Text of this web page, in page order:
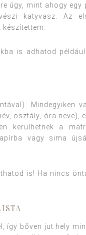
úgy, mint ahogy egy
katyvasz. Az
készítettem.
is adhatod például
Mindegyiken
osztály, óra neve),
kerülhetnek a
vagy sima
is! Ha nincs
így bőven jut hely